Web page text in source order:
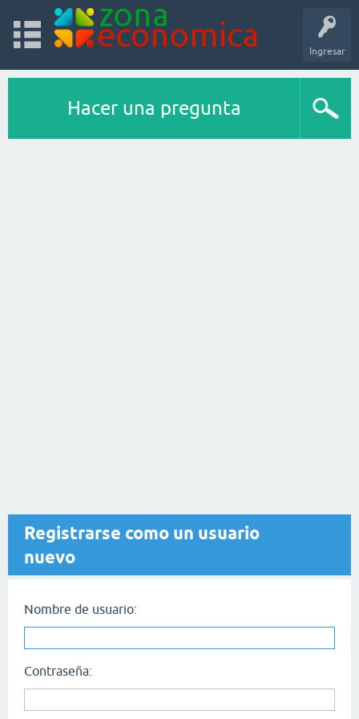
Ingresar
Hacer una pregunta
Registrarse como un usuario
nuevo
Nombre de usuario:
Contraseña: